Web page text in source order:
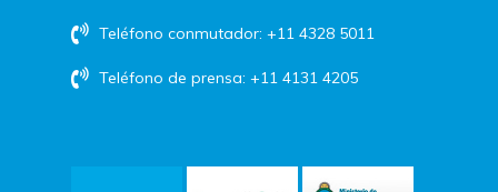
Teléfono conmutador: +11 4328 5011
Teléfono de prensa: +11 4131 4205